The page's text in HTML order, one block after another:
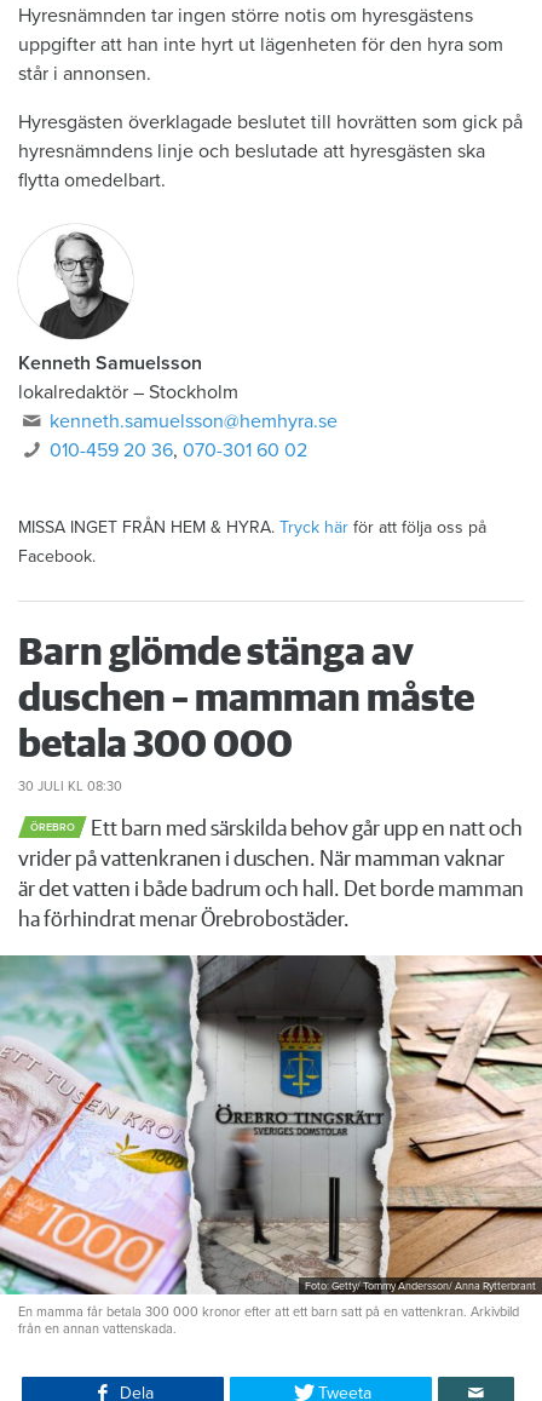
Hyresnämnden tar ingen större notis om hyresgästens
uppgifter att han inte hyrt ut lägenheten för den hyra som
står i annonsen.
Hyresgästen överklagade beslutet till hovrätten som gick på
hyresnämndens linje och beslutade att hyresgästen ska
flytta omedelbart.
Kenneth Samuelsson
lokalredaktör – Stockholm
kenneth.samuelsson@hemhyra.se
010-459 20 36,070-301 60 02
MISSA INGET FRÅN HEM & HYRA. Tryck här för att följa oss på
Facebook.
Barn glömde stänga av
duschen – mamman måste
betala 300 000
30 JULI KL 08:30
ÖREBRO
Ett barn med särskilda behov går upp en natt och
vrider på vattenkranen i duschen. När mamman vaknar
är det vatten i både badrum och hall. Det borde mamman
ha förhindrat menar Örebrobostäder.
Foto: Getty/ Tommy Andersson/ Anna Rytterbrant
En mamma får betala 300 000 kronor efter att ett barn satt på en vattenkran. Arkivbild
från en annan vattenskada.
Dela Tweeta